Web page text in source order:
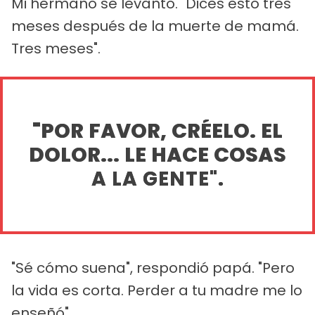
meses después de la muerte de mamá.
Tres meses".
"POR FAVOR, CRÉELO. EL
DOLOR... LE HACE COSAS
A LA GENTE".
"Sé cómo suena", respondió papá. "Pero
la vida es corta. Perder a tu madre me lo